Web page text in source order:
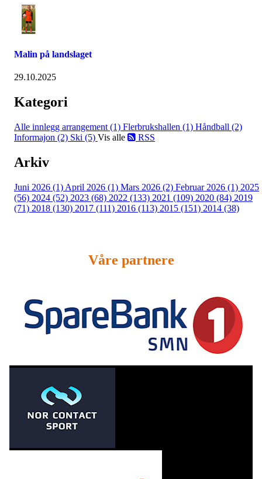
Malin på landslaget
29.10.2025
Kategori
Alle innlegg arrangement (1) Flerbrukshallen (1) Håndball (2)
Informajon (2) Ski (5) Vis alle RSS
Arkiv
Juni 2026 (1) April 2026 (1) Mars 2026 (2) Februar 2026 (1) 2025
(56) 2024 (52) 2023 (68) 2022 (133) 2021 (109) 2020 (84) 2019
(71) 2018 (130) 2017 (111) 2016 (113) 2015 (151) 2014 (38)
Våre partnere